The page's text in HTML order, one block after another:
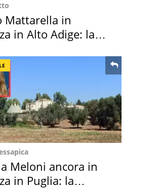
Mattarella in
in Alto Adige: la
Meloni ancora in
in Puglia: la